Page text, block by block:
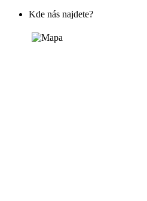
Kde nás najdete?